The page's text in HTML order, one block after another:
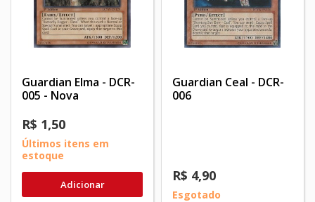
Guardian Elma - DCR-
005 - Nova
R$ 1,50
Últimos itens em
estoque
Adicionar
Guardian Ceal - DCR-
006
R$ 4,90
Esgotado